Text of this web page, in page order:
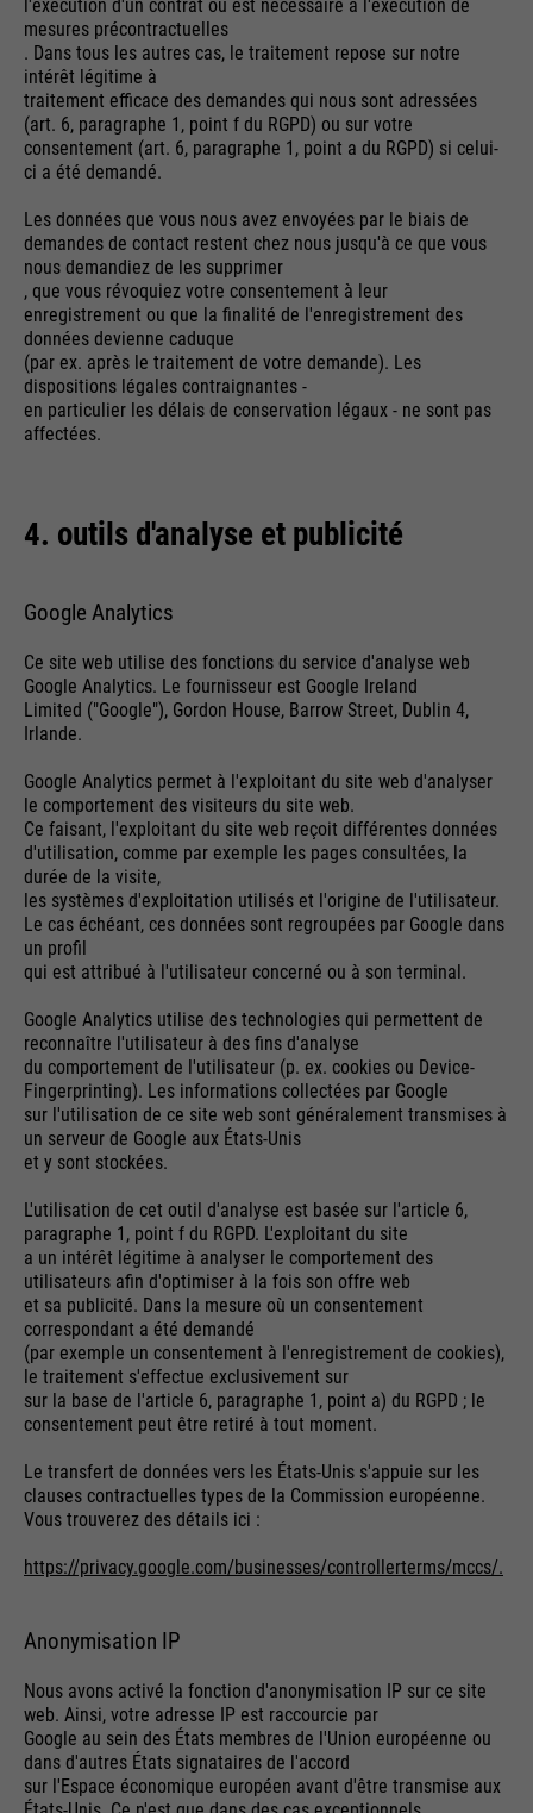
l'exécution d'un contrat ou est nécessaire à l'exécution de
mesures précontractuelles
. Dans tous les autres cas, le traitement repose sur notre
intérêt légitime à
traitement efficace des demandes qui nous sont adressées
(art. 6, paragraphe 1, point f du RGPD) ou sur votre
consentement (art. 6, paragraphe 1, point a du RGPD) si celui-
ci a été demandé.
Les données que vous nous avez envoyées par le biais de
demandes de contact restent chez nous jusqu'à ce que vous
nous demandiez de les supprimer
, que vous révoquiez votre consentement à leur
enregistrement ou que la finalité de l'enregistrement des
données devienne caduque
(par ex. après le traitement de votre demande). Les
dispositions légales contraignantes -
en particulier les délais de conservation légaux - ne sont pas
affectées.
4. outils d'analyse et publicité
Google Analytics
Ce site web utilise des fonctions du service d'analyse web
Google Analytics. Le fournisseur est Google Ireland
Limited ("Google"), Gordon House, Barrow Street, Dublin 4,
Irlande.
Google Analytics permet à l'exploitant du site web d'analyser
le comportement des visiteurs du site web.
Ce faisant, l'exploitant du site web reçoit différentes données
d'utilisation, comme par exemple les pages consultées, la
durée de la visite,
les systèmes d'exploitation utilisés et l'origine de l'utilisateur.
Le cas échéant, ces données sont regroupées par Google dans
un profil
qui est attribué à l'utilisateur concerné ou à son terminal.
Google Analytics utilise des technologies qui permettent de
reconnaître l'utilisateur à des fins d'analyse
du comportement de l'utilisateur (p. ex. cookies ou Device-
Fingerprinting). Les informations collectées par Google
sur l'utilisation de ce site web sont généralement transmises à
un serveur de Google aux États-Unis
et y sont stockées.
L'utilisation de cet outil d'analyse est basée sur l'article 6,
paragraphe 1, point f du RGPD. L'exploitant du site
a un intérêt légitime à analyser le comportement des
utilisateurs afin d'optimiser à la fois son offre web
et sa publicité. Dans la mesure où un consentement
correspondant a été demandé
(par exemple un consentement à l'enregistrement de cookies),
le traitement s'effectue exclusivement sur
sur la base de l'article 6, paragraphe 1, point a) du RGPD ; le
consentement peut être retiré à tout moment.
Le transfert de données vers les États-Unis s'appuie sur les
clauses contractuelles types de la Commission européenne.
Vous trouverez des détails ici :
https://privacy.google.com/businesses/controllerterms/mccs/.
Anonymisation IP
Nous avons activé la fonction d'anonymisation IP sur ce site
web. Ainsi, votre adresse IP est raccourcie par
Google au sein des États membres de l'Union européenne ou
dans d'autres États signataires de l'accord
sur l'Espace économique européen avant d'être transmise aux